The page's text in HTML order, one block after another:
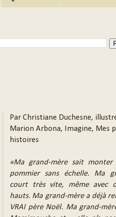
Par Christiane Duchesne,
Marion Arbona, Imagine, Mes
histoires
«Ma grand-mère sait monter
pommier sans échelle. Ma
court très vite, même avec
hauts. Ma grand-mère a déjà
VRAI père Noël. Ma grand-